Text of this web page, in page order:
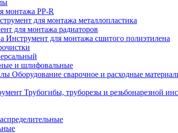
монтажа PP-R
для монтажа металлопластика
для монтажа радиаторов
Инструмент для монтажа сшитого полиэтилена
и шлифовальные
Оборудование сварочное и расходные
Трубогибы, труборезы и резьбонарезной